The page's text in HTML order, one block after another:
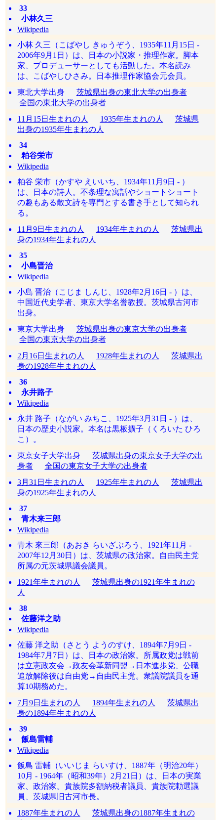
33
小林久三
Wikipedia
小林 久三（こばやし きゅうぞう、1935年11月15日 -
2006年9月1日）は、日本の小説家・推理作家。脚本
家、プロデューサーとしても活動した。本名読み
は、こばやしひさみ。日本推理作家協会元会員。
東北大学出身 茨城県出身の東北大学の出身者
全国の東北大学の出身者
11月15日生まれの人
1935年生まれの人
茨城県
出身の1935年生まれの人
34
粕谷栄市
Wikipedia
粕谷 栄市（かすや えいいち、1934年11月9日 - ）
は、日本の詩人。不条理な寓話やショートショート
の趣もある散文詩を専門とする書き手として知られ
る。
11月9日生まれの人
1934年生まれの人
茨城県出
身の1934年生まれの人
35
小島晋治
Wikipedia
小島 晋治（こじま しんじ、1928年2月16日 - ）は、
中国近代史学者、東京大学名誉教授。茨城県古河市
出身。
東京大学出身 茨城県出身の東京大学の出身者
全国の東京大学の出身者
2月16日生まれの人
1928年生まれの人
茨城県出
身の1928年生まれの人
36
永井路子
Wikipedia
永井 路子（ながい みちこ、1925年3月31日 - ）は、
日本の歴史小説家。本名は黒板擴子（くろいた ひろ
こ）。
東京女子大学出身 茨城県出身の東京女子大学の出
身者
全国の東京女子大学の出身者
3月31日生まれの人
1925年生まれの人
茨城県出
身の1925年生まれの人
37
青木来三郎
Wikipedia
青木 來三郎（あおき らいざぶろう、1921年11月 -
2007年12月30日）は、茨城県の政治家。自由民主党
所属の元茨城県議会議員。
1921年生まれの人
茨城県出身の1921年生まれの
人
38
佐藤洋之助
Wikipedia
佐藤 洋之助（さとう ようのすけ、1894年7月9日 -
1984年7月7日）は、日本の政治家。所属政党は戦前
は立憲政友会→政友会革新同盟→日本進歩党、公職
追放解除後は自由党→自由民主党。衆議院議員を通
算10期務めた。
7月9日生まれの人
1894年生まれの人
茨城県出
身の1894年生まれの人
39
飯島雷輔
Wikipedia
飯島 雷輔（いいじま らいすけ、1887年（明治20年）
10月 - 1964年（昭和39年）2月21日）は、日本の実業
家、政治家。貴族院多額納税者議員、貴族院勅選議
員、茨城県旧古河市長。
1887年生まれの人
茨城県出身の1887年生まれの